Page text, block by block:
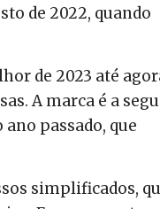
de 2022, quando
de 2023 até
A marca é a
passado, que
simplificados,